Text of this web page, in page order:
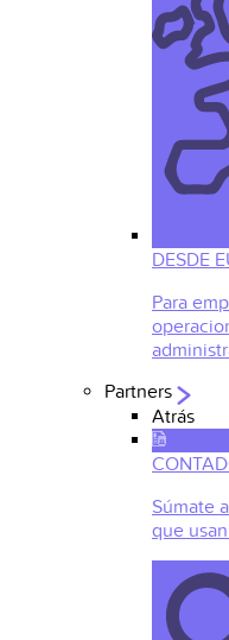
DESDE
Para
Partners
Atrás
Súmate
que